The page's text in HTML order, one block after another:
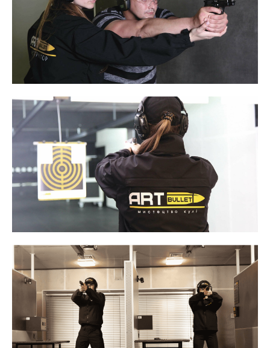
Меню
Київ
Україна
Економіка
Політика